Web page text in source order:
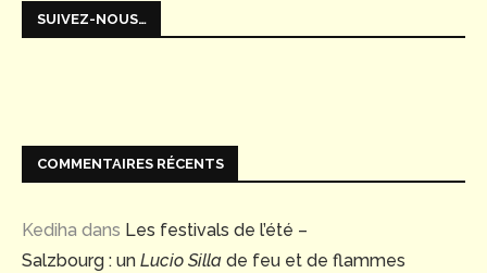
SUIVEZ-NOUS…
COMMENTAIRES RÉCENTS
Kediha dans Les festivals de l’été –
Salzbourg : un Lucio Silla de feu et de flammes